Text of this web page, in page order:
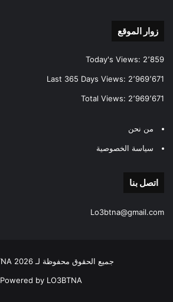
زوار الموقع
Today's Views: 2٬859
Last 365 Days Views: 2٬969٬671
Total Views: 2٬969٬671
من نحن
سياسة الخصوصية
اتصل بنا
Lo3btna@gmail.com
جميع الحقوق محفوظة لـ Lo3BTNA 2026 ©
Powered by LO3BTNA